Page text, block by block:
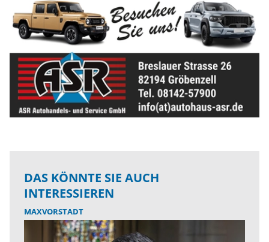
DAS KÖNNTE SIE AUCH
INTERESSIEREN
MAXVORSTADT